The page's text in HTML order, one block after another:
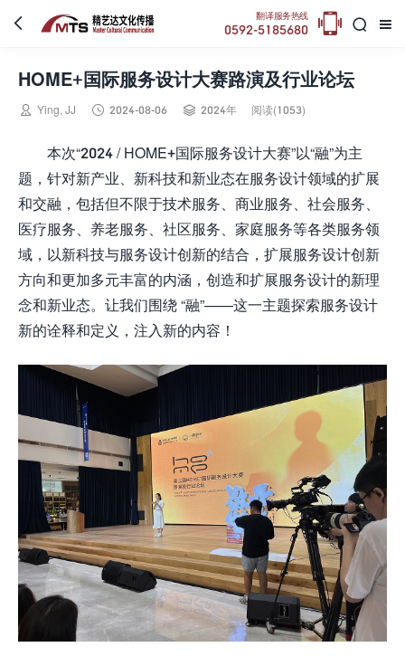
 

翻译服务热线
0592-5185680 
HOME+国际服务设计大赛路演及行业论坛
 Ying, JJ  2024-08-06  2024年 阅读(1053)
本次“2024 / HOME+国际服务设计大赛”以“融”为主
题，针对新产业、新科技和新业态在服务设计领域的扩展
和交融，包括但不限于技术服务、商业服务、社会服务、
医疗服务、养老服务、社区服务、家庭服务等各类服务领
域，以新科技与服务设计创新的结合，扩展服务设计创新
方向和更加多元丰富的内涵，创造和扩展服务设计的新理
念和新业态。让我们围绕 “融”——这一主题探索服务设计
新的诠释和定义，注入新的内容！